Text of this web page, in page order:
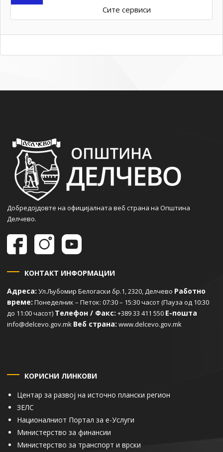
Сите сервиси
Добредојдовте на официјалната веб страна на Општина
Делчево.
КОНТАКТ ИНФОРМАЦИИ
Адреса: Ул.Љубомир Белогаски бр.1, 2320, Делчево Работно
време: Понеделник – Петок: 07:30 – 15:30 часот (Пауза од 10:30
до 11:00 часот) Телефон / Факс: +389 33 411 550 Е-пошта
info@delcevo.gov.mk Веб страна: www.delcevo.gov.mk
КОРИСНИ ЛИНКОВИ
Центар за развој на источно плански регион
ЗЕЛС
Националниот Портал за е-Услуги
Министерство за финансии
Министерство за транспорт и врски